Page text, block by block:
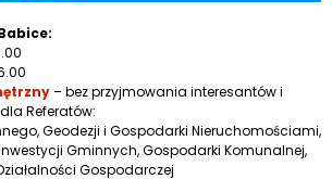
– bez przyjmowania interesantów i
Referatów:
Geodezji i Gospodarki Nieruchomościami,
Gminnych, Gospodarki Komunalnej,
Gospodarczej